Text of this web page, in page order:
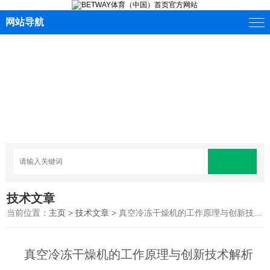
网站导航
技术文章
当前位置： 主页 >技术文章 > 真空冷冻干燥机的工作原理与创新技术解析
真空冷冻干燥机的工作原理与创新技术解析